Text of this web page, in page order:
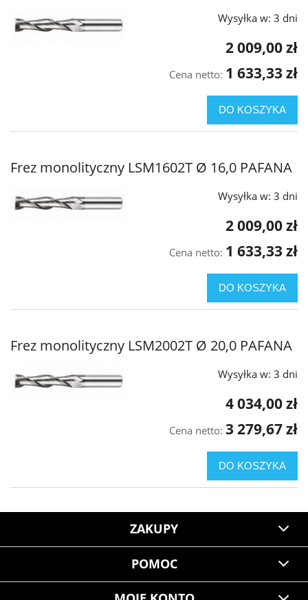
Wysyłka w: 3 dni
2 009,00 zł
Cena netto: 1 633,33 zł
DO KOSZYKA
Frez monolityczny LSM1602T Ø 16,0 PAFANA
Wysyłka w: 3 dni
2 009,00 zł
Cena netto: 1 633,33 zł
DO KOSZYKA
Frez monolityczny LSM2002T Ø 20,0 PAFANA
Wysyłka w: 3 dni
4 034,00 zł
Cena netto: 3 279,67 zł
DO KOSZYKA
ZAKUPY
POMOC